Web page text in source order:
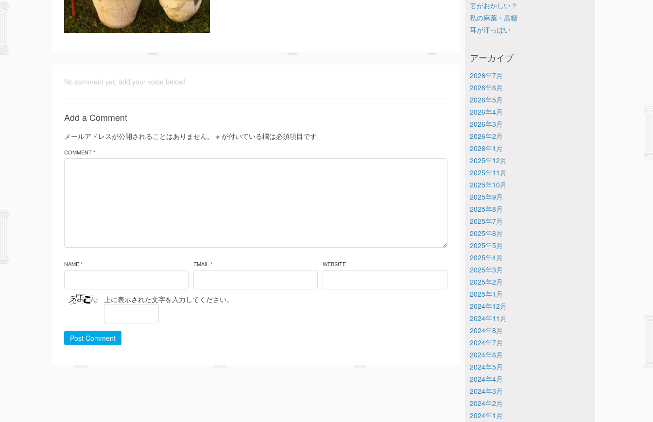
No comment yet, add your voice below!
Add a Comment
メールアドレスが公開されることはありません。 ※ が付いている欄は必須項目です
COMMENT *
NAME * EMAIL * WEBSITE
上に表示された文字を入力してください。
Post Comment
妻がおかしい？
私の麻薬・黒糖
耳が汗っぽい
アーカイブ
2026年7月
2026年6月
2026年5月
2026年4月
2026年3月
2026年2月
2026年1月
2025年12月
2025年11月
2025年10月
2025年9月
2025年8月
2025年7月
2025年6月
2025年5月
2025年4月
2025年3月
2025年2月
2025年1月
2024年12月
2024年11月
2024年8月
2024年7月
2024年6月
2024年5月
2024年4月
2024年3月
2024年2月
2024年1月